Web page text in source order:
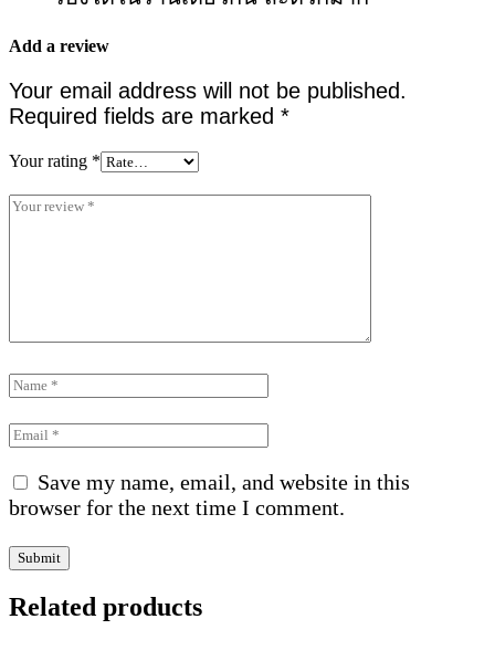
Add a review
Your email address will not be published.
Required fields are marked *
Your rating *
Save my name, email, and website in this
browser for the next time I comment.
Related products